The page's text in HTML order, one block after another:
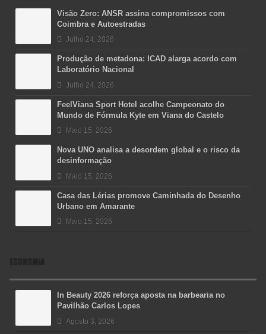
Visão Zero: ANSR assina compromissos com
Coimbra e Autoestradas
Julho 24, 2026
Produção de metadona: ICAD alarga acordo com
Laboratório Nacional
Julho 24, 2026
FeelViana Sport Hotel acolhe Campeonato do
Mundo de Fórmula Kyte em Viana do Castelo
Maio 15, 2026
Nova UNO analisa a desordem global e o risco da
desinformação
Maio 15, 2026
Casa das Lérias promove Caminhada do Desenho
Urbano em Amarante
Maio 15, 2026
ECONOMIA
In Beauty 2026 reforça aposta na barbearia no
Pavilhão Carlos Lopes
Agosto 3, 2026